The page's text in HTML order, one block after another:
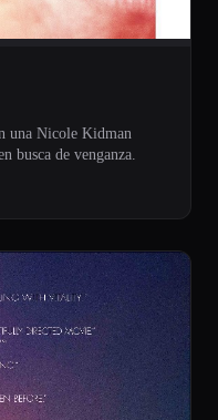
una Nicole Kidman
busca de venganza.